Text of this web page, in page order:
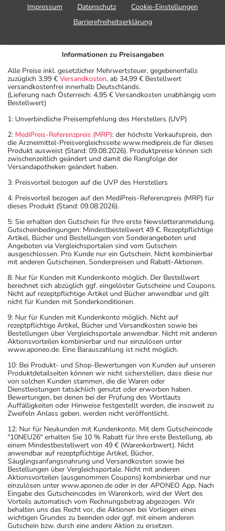
Impressum
Datenschutz
Cookie-Einstellungen
Barrierefreiheitserklärung
Informationen zu Preisangaben
Alle Preise inkl. gesetzlicher Mehrwertsteuer, gegebenenfalls
zuzüglich 3,99 € Versandkosten, ab 34,99 € Bestellwert
versandkostenfrei innerhalb Deutschlands.
(Lieferung nach Österreich: 4,95 € Versandkosten unabhängig vom
Bestellwert)
1: Unverbindliche Preisempfehlung des Herstellers (UVP)
2: MediPreis-Referenzpreis (MRP): der höchste Verkaufspreis, den
die Arzneimittel-Preisvergleichsseite www.medipreis.de für dieses
Produkt ausweist (Stand: 09.08.2026). Produktpreise können sich
zwischenzeitlich geändert und damit die Rangfolge der
Versandapotheken geändert haben.
3: Preisvorteil bezogen auf die UVP des Herstellers
4: Preisvorteil bezogen auf den MediPreis-Referenzpreis (MRP) für
dieses Produkt (Stand: 09.08.2026).
5: Sie erhalten den Gutschein für Ihre erste Newsletteranmeldung.
Gutscheinbedingungen: Mindestbestellwert 49 €. Rezeptpflichtige
Artikel, Bücher und Bestellungen von Sonderangeboten und
Angeboten via Vergleichsportalen sind vom Gutschein
ausgeschlossen. Pro Kunde nur ein Gutschein. Nicht kombinierbar
mit anderen Gutscheinen, Sonderpreisen und Rabatt-Aktionen.
8: Nur für Kunden mit Kundenkonto möglich. Der Bestellwert
berechnet sich abzüglich ggf. eingelöster Gutscheine und Coupons.
Nicht auf rezeptpflichtige Artikel und Bücher anwendbar und gilt
nicht für Kunden mit Sonderkonditionen.
9: Nur für Kunden mit Kundenkonto möglich. Nicht auf
rezeptpflichtige Artikel, Bücher und Versandkosten sowie bei
Bestellungen über Vergleichsportale anwendbar. Nicht mit anderen
Aktionsvorteilen kombinierbar und nur einzulösen unter
www.aponeo.de. Eine Barauszahlung ist nicht möglich.
10: Bei Produkt- und Shop-Bewertungen von Kunden auf unseren
Produktdetailseiten können wir nicht sicherstellen, dass diese nur
von solchen Kunden stammen, die die Waren oder
Dienstleistungen tatsächlich genutzt oder erworben haben.
Bewertungen, bei denen bei der Prüfung des Wortlauts
Auffälligkeiten oder Hinweise festgestellt werden, die insoweit zu
Zweifeln Anlass geben, werden nicht veröffentlicht.
12: Nur für Neukunden mit Kundenkonto. Mit dem Gutscheincode
"10NEU26" erhalten Sie 10 % Rabatt für Ihre erste Bestellung, ab
einem Mindestbestellwert von 49 € (Warenkorbwert). Nicht
anwendbar auf rezeptpflichtige Artikel, Bücher,
Säuglingsanfangsnahrung und Versandkosten sowie bei
Bestellungen über Vergleichsportale. Nicht mit anderen
Aktionsvorteilen (ausgenommen Coupons) kombinierbar und nur
einzulösen unter www.aponeo.de oder in der APONEO App. Nach
Eingabe des Gutscheincodes im Warenkorb, wird der Wert des
Vorteils automatisch vom Rechnungsbetrag abgezogen. Wir
behalten uns das Recht vor, die Aktionen bei Vorliegen eines
wichtigen Grundes zu beenden oder ggf. mit einem anderen
Gutschein bzw. durch eine andere Aktion zu ersetzen.